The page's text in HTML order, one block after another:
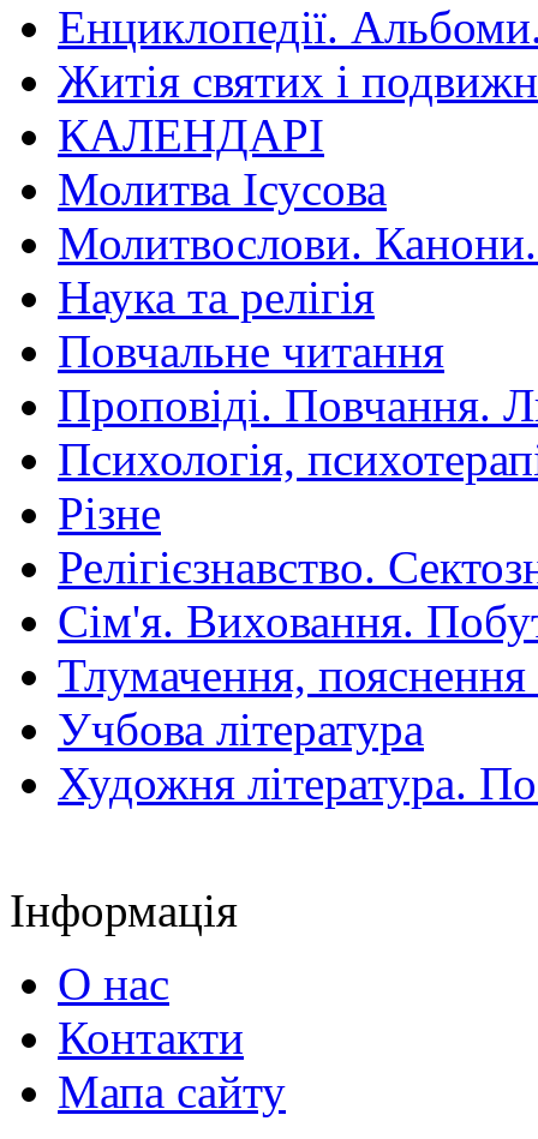
Енциклопедії.
Житія святих і
КАЛЕНДАРІ
Молитва Ісусова
Молитвослови.
Наука та релігія
Повчальне читання
Проповіді. Повчання.
Психологія,
Різне
Релігієзнавство.
Сім'я. Виховання.
Тлумачення,
Учбова література
Художня література.
Інформація
О нас
Контакти
Мапа сайту